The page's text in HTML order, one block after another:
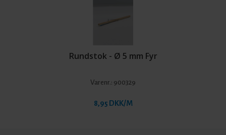
Rundstok - Ø 5 mm Fyr
Varenr.: 900329
8,95 DKK/M